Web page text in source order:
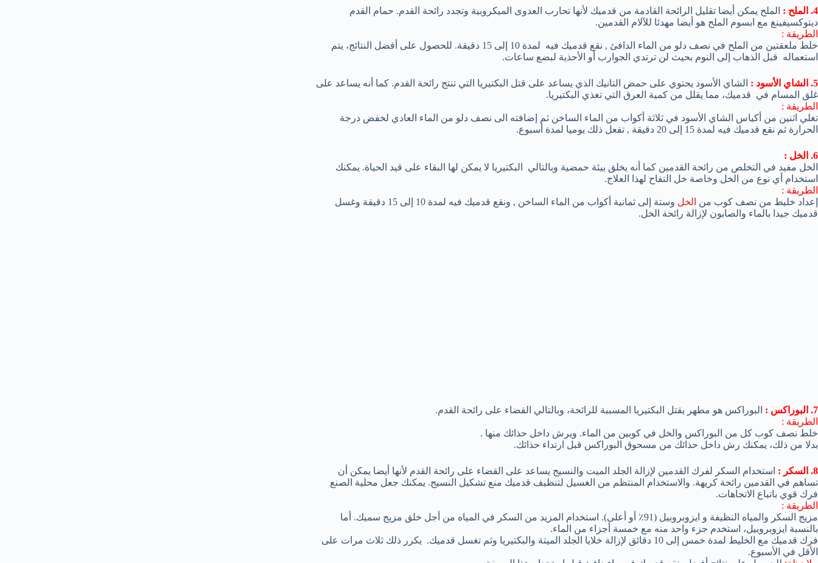
4. الملح :
الملح يمكن أيضا تقليل الرائحة القادمة من قدميك لأنها تحارب العدوى الميكروبية وتجدد رائحة القدم. حمام القدم
ديتوكسيفينغ مع ابسوم الملح هو أيضا مهدئا للآلام القدمين.
الطريقة :
خلط ملعقتين من الملح في نصف دلو من الماء الدافئ , نقع قدميك فيه لمدة 10 إلى 15 دقيقة. للحصول على أفضل النتائج، يتم
استعماله قبل الذهاب إلى النوم بحيث لن ترتدي الجوارب أو الأحذية لبضع ساعات.
5. الشاي الأسود :
الشاي الأسود يحتوي على حمض التانيك الذي يساعد على قتل البكتيريا التي تنتج رائحة القدم. كما أنه يساعد على
غلق المسام في قدميك، مما يقلل من كمية العرق التي تغذي البكتيريا.
الطريقة :
تغلي اثنين من أكياس الشاي الأسود في ثلاثة أكواب من الماء الساخن ثم إضافته الى نصف دلو من الماء العادي لخفض درجة
الحرارة ثم نقع قدميك فيه لمدة 15 إلى 20 دقيقة , تفعل ذلك يوميا لمدة أسبوع.
6. الخل :
الخل مفيد في التخلص من رائحة القدمين كما أنه يخلق بيئة حمضية وبالتالي البكتيريا لا يمكن لها البقاء على قيد الحياة. يمكنك
استخدام أي نوع من الخل وخاصة خل التفاح لهذا العلاج.
الطريقة :
إعداد خليط من نصف كوب من الخل
وستة إلى ثمانية أكواب من الماء الساخن , ونقع قدميك فيه لمدة 10 إلى 15 دقيقة وغسل
قدميك جيدا بالماء والصابون لإزالة رائحة الخل.
7. البوراكس :
البوراكس هو مطهر يقتل البكتيريا المسببة للرائحة، وبالتالي القضاء على رائحة القدم.
الطريقة :
خلط نصف كوب كل من البوراكس والخل في كوبين من الماء. ويرش داخل حذائك منها .
بدلا من ذلك، يمكنك رش داخل حذائك من مسحوق البوراكس قبل ارتداء حذائك.
8. السكر :
استخدام السكر لفرك القدمين لإزالة الجلد الميت والنسيج يساعد على القضاء على رائحة القدم لأنها أيضا يمكن أن
تساهم في القدمين رائحة كريهة. والاستخدام المنتظم من الغسيل لتنظيف قدميك منع تشكيل النسيج. يمكنك جعل محلية الصنع
فرك قوي باتباع الاتجاهات.
الطريقة :
مزيج السكر والمياه النظيفة و ايزوبروبيل (91٪ أو أعلى). استخدام المزيد من السكر في المياه من أجل خلق مزيج سميك. أما
بالنسبة ايزوبروبيل، استخدم جزء واحد منه مع خمسة أجزاء من الماء.
فرك قدميك مع الخليط لمدة خمس إلى 10 دقائق لإزالة خلايا الجلد الميتة والبكتيريا وثم تغسل قدميك. يكرر ذلك ثلاث مرات على
الأقل في الأسبوع.